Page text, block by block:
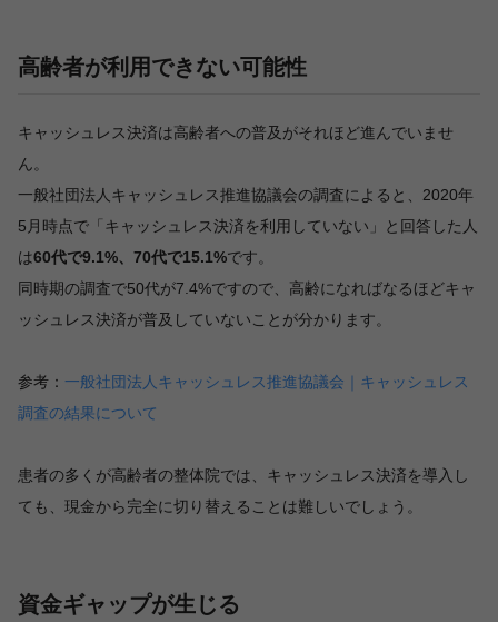
高齢者が利用できない可能性
キャッシュレス決済は高齢者への普及がそれほど進んでいませ
ん。
一般社団法人キャッシュレス推進協議会の調査によると、2020年
5月時点で「キャッシュレス決済を利用していない」と回答した人
は60代で9.1%、70代で15.1%です。
同時期の調査で50代が7.4%ですので、高齢になればなるほどキャ
ッシュレス決済が普及していないことが分かります。
参考： 一般社団法人キャッシュレス推進協議会｜キャッシュレス
調査の結果について
患者の多くが高齢者の整体院では、キャッシュレス決済を導入し
ても、現金から完全に切り替えることは難しいでしょう。
資金ギャップが生じる